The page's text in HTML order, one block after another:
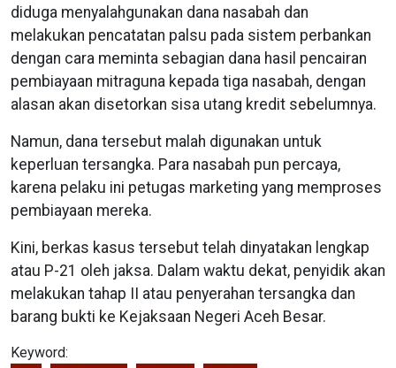
diduga menyalahgunakan dana nasabah dan
melakukan pencatatan palsu pada sistem perbankan
dengan cara meminta sebagian dana hasil pencairan
pembiayaan mitraguna kepada tiga nasabah, dengan
alasan akan disetorkan sisa utang kredit sebelumnya.
Namun, dana tersebut malah digunakan untuk
keperluan tersangka. Para nasabah pun percaya,
karena pelaku ini petugas marketing yang memproses
pembiayaan mereka.
Kini, berkas kasus tersebut telah dinyatakan lengkap
atau P-21 oleh jaksa. Dalam waktu dekat, penyidik akan
melakukan tahap II atau penyerahan tersangka dan
barang bukti ke Kejaksaan Negeri Aceh Besar.
Keyword: